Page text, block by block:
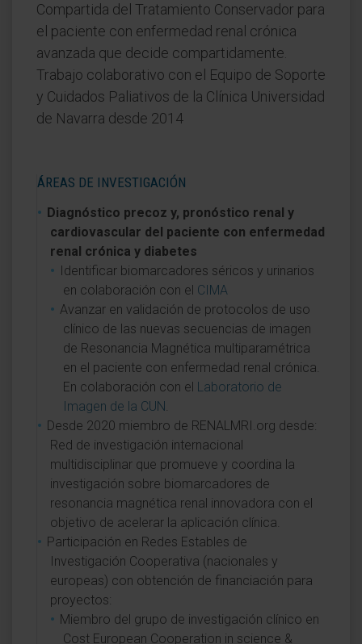
Compartida del Tratamiento Conservador para
el paciente con enfermedad renal crónica
avanzada que decide compartidamente.
Trabajo colaborativo con el Equipo de Soporte
y Cuidados Paliativos de la Clínica Universidad
de Navarra desde 2014
ÁREAS DE INVESTIGACIÓN
Diagnóstico precoz y, pronóstico renal y
cardiovascular del paciente con enfermedad
renal crónica y diabetes
Identificar biomarcadores séricos y urinarios
en colaboración con el CIMA
Avanzar en validación de protocolos de uso
clínico de las nuevas secuencias de imagen
de Resonancia Magnética multiparamétrica
en el paciente con enfermedad renal crónica.
En colaboración con el Laboratorio de
Imagen de la CUN.
Desde 2020 miembro de RENALMRI.org desde:
Red de investigación internacional
multidisciplinar que promueve y coordina la
investigación sobre biomarcadores de
resonancia magnética renal innovadora con el
objetivo de acelerar la aplicación clínica.
Participación en Redes Estables de
Investigación Cooperativa (nacionales y
europeas) con obtención de financiación para
proyectos:
Miembro del grupo de investigación clínico en
Cost European Cooperation in science &